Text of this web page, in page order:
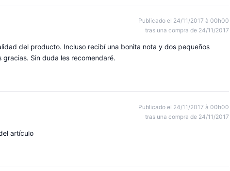
Publicado el 24/11/2017 à 00h00
tras una compra de 24/11/2017
del producto. Incluso recibí una bonita nota y dos pequeños
gracias. Sin duda les recomendaré.
Publicado el 24/11/2017 à 00h00
tras una compra de 24/11/2017
artículo